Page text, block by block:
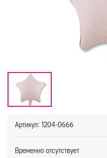
Артикул: 1204-0666
Временно отсутствует